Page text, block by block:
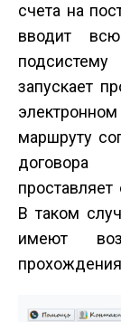
счета на
вводит
запускает
маршруту
договора
В таком
имеют